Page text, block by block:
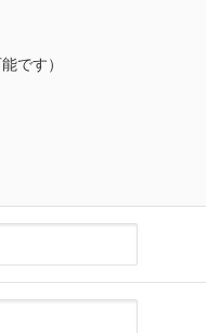
です）